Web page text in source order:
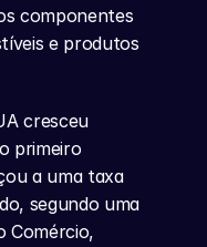
componentes
e produtos
cresceu
primeiro
a uma taxa
segundo uma
Comércio,